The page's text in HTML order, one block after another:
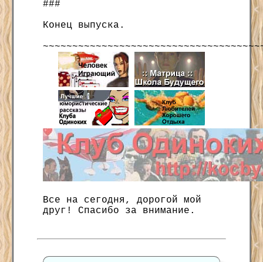
###
Конец выпуска.
Все на сегодня, дорогой мой
друг! Спасибо за внимание.